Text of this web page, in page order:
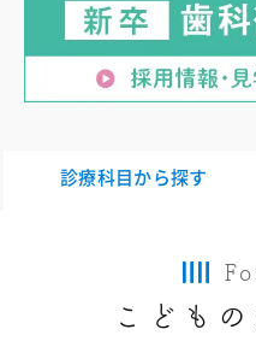
診療科目から探す
こども